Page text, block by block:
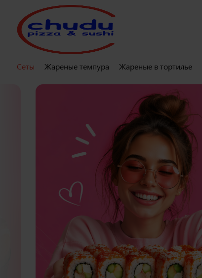
Сеты Жареные темпура Жареные в тортилье